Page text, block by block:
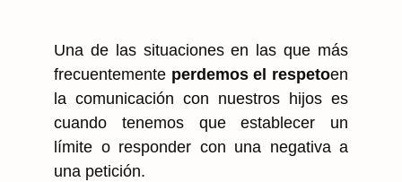
Una de las situaciones en las que más
frecuentemente perdemos el respetoen
la comunicación con nuestros hijos es
cuando tenemos que establecer un
límite o responder con una negativa a
una petición.